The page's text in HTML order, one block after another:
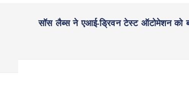
सॉस लैब्स ने एआई-ड्रिवन टेस्ट ऑटोमेशन को